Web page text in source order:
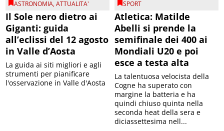
ASTRONOMIA,ATTUALITA'
Il Sole nero dietro ai
Giganti: guida
all’eclissi del 12 agosto
in Valle d’Aosta
La guida ai siti migliori e agli
strumenti per pianificare
l'osservazione in Valle d'Aosta
SPORT
Atletica: Matilde
Abelli si prende la
semifinale dei 400 ai
Mondiali U20 e poi
esce a testa alta
La talentuosa velocista della
Cogne ha superato con
margine la batteria e ha
quindi chiuso quinta nella
seconda heat della sera e
diciassettesima nell...